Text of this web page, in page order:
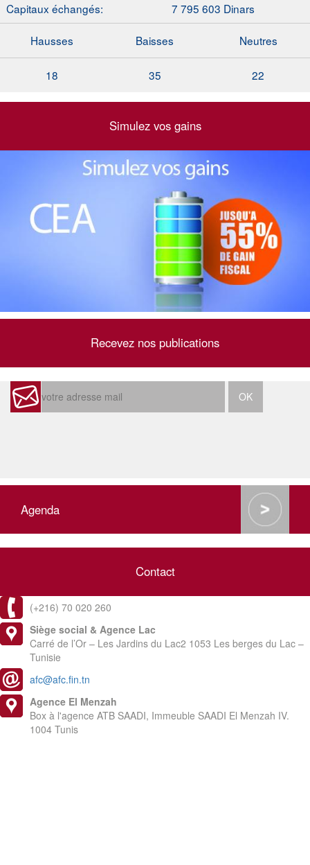
Capitaux échangés: 7 795 603 Dinars
Hausses Baisses Neutres
18 35 22
Simulez vos gains
Recevez nos publications
Agenda
Contact
(+216) 70 020 260
Siège social & Agence Lac
Carré de l’Or – Les Jardins du Lac2 1053 Les berges du Lac –
Tunisie
afc@afc.fin.tn
Agence El Menzah
Box à l'agence ATB SAADI, Immeuble SAADI El Menzah IV.
1004 Tunis